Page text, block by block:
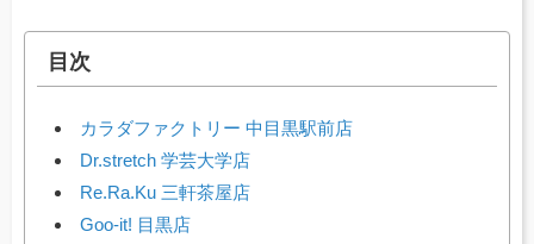
目次
カラダファクトリー 中目黒駅前店
Dr.stretch 学芸大学店
Re.Ra.Ku 三軒茶屋店
Goo-it! 目黒店